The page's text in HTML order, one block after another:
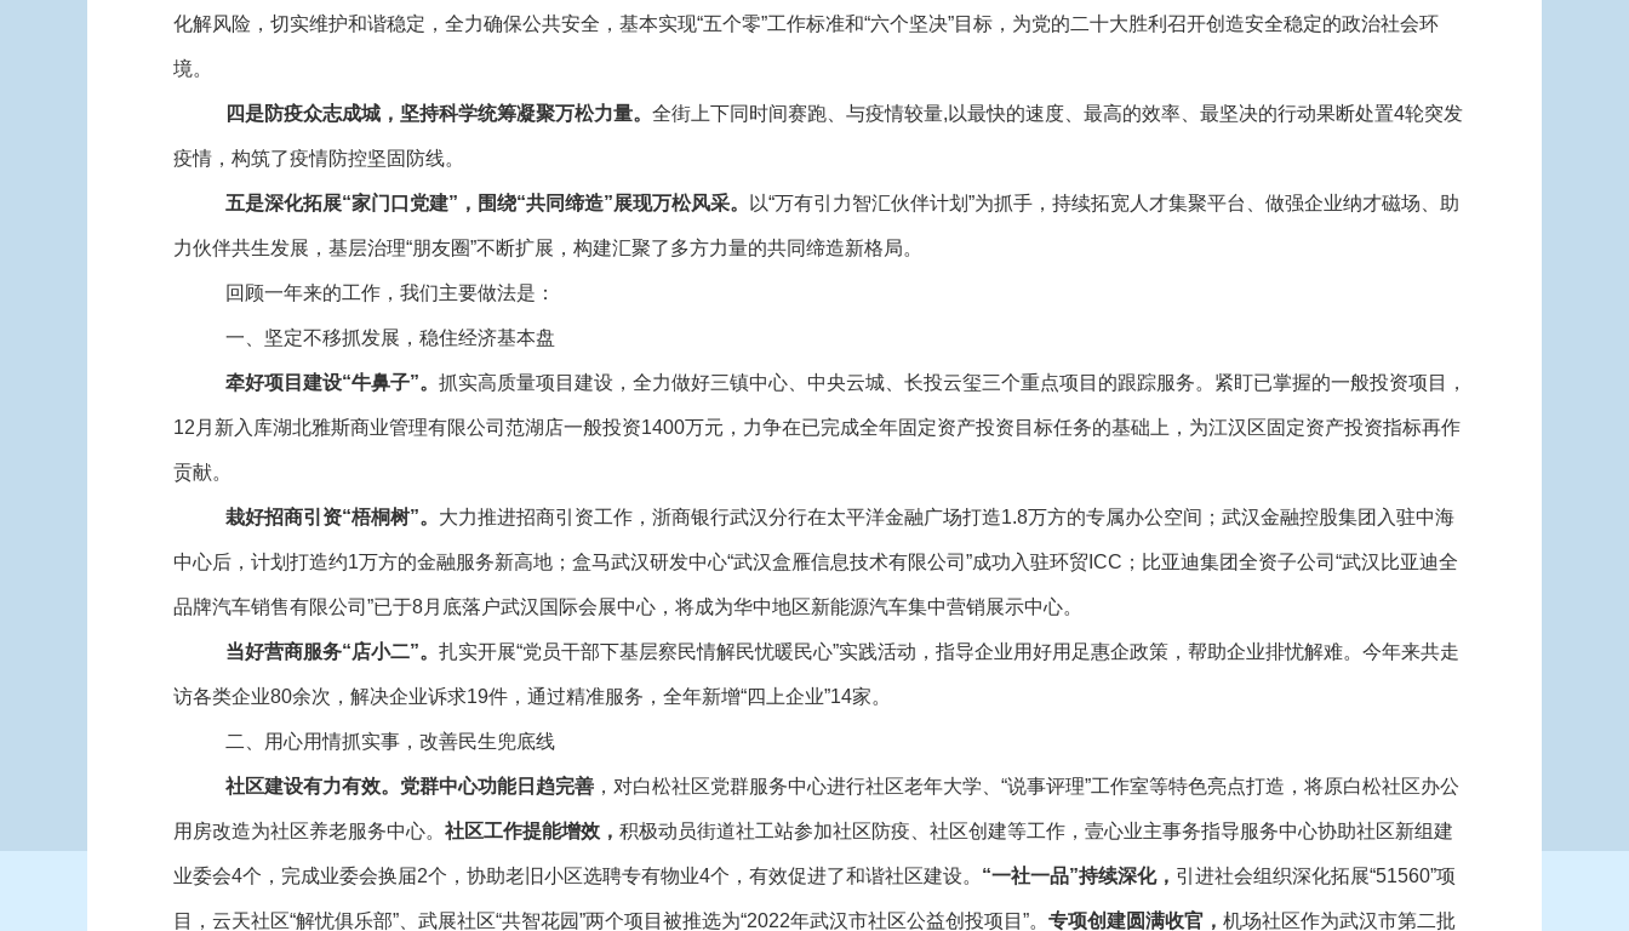
化解风险，切实维护和谐稳定，全力确保公共安全，基本实现“五个零”工作标准和“六个坚决”目标，为党的二十大胜利召开创造安全稳定的政治社会环
境。
四是防疫众志成城，坚持科学统筹凝聚万松力量。 全街上下同时间赛跑、与疫情较量,以最快的速度、最高的效率、最坚决的行动果断处置4轮突发
疫情，构筑了疫情防控坚固防线。
五是深化拓展“家门口党建” ，围绕“共同缔造”展现万松风采。 以“万有引力智汇伙伴计划”为抓手，持续拓宽人才集聚平台、做强企业纳才磁场、助
力伙伴共生发展，基层治理“朋友圈”不断扩展，构建汇聚了多方力量的共同缔造新格局。
回顾一年来的工作，我们主要做法是：
一、坚定不移抓发展，稳住经济基本盘
牵好项目建设“牛鼻子”。 抓实高质量项目建设，全力做好三镇中心、中央云城、长投云玺三个重点项目的跟踪服务。紧盯已掌握的一般投资项目，
12月新入库湖北雅斯商业管理有限公司范湖店一般投资1400万元，力争在已完成全年固定资产投资目标任务的基础上，为江汉区固定资产投资指标再作
贡献。
栽好招商引资“梧桐树”。 大力推进招商引资工作，浙商银行武汉分行在太平洋金融广场打造1.8万方的专属办公空间；武汉金融控股集团入驻中海
中心后，计划打造约1万方的金融服务新高地；盒马武汉研发中心“武汉盒雁信息技术有限公司”成功入驻环贸ICC；比亚迪集团全资子公司“武汉比亚迪全
品牌汽车销售有限公司”已于8月底落户武汉国际会展中心，将成为华中地区新能源汽车集中营销展示中心。
当好营商服务“店小二”。 扎实开展“党员干部下基层察民情解民忧暖民心”实践活动，指导企业用好用足惠企政策，帮助企业排忧解难。今年来共走
访各类企业80余次，解决企业诉求19件，通过精准服务，全年新增“四上企业”14家。
二、用心用情抓实事，改善民生兜底线
社区建设有力有效。 党群中心功能日趋完善 ，对白松社区党群服务中心进行社区老年大学、“说事评理”工作室等特色亮点打造，将原白松社区办公
用房改造为社区养老服务中心。 社区工作提能增效， 积极动员街道社工站参加社区防疫、社区创建等工作，壹心业主事务指导服务中心协助社区新组建
业委会4个，完成业委会换届2个，协助老旧小区选聘专有物业4个，有效促进了和谐社区建设。 “一社一品”持续深化， 引进社会组织深化拓展“51560”项
目，云天社区“解忧俱乐部”、武展社区“共智花园”两个项目被推选为“2022年武汉市社区公益创投项目”。 专项创建圆满收官， 机场社区作为武汉市第二批